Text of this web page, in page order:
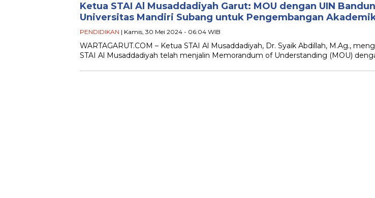
Ketua STAI Al Musaddadiyah Garut: MOU dengan UIN
Universitas Mandiri Subang untuk Pengembangan
PENDIDIKAN | Kamis, 30 Mei 2024 - 06:04 WIB
WARTAGARUT.COM – Ketua STAI Al Musaddadiyah, Dr. Syaik Abdillah, M.Ag.,
STAI Al Musaddadiyah telah menjalin Memorandum of Understanding (MOU)